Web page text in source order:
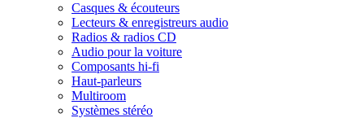
Casques & écouteurs
Lecteurs & enregistreurs audio
Radios & radios CD
Audio pour la voiture
Composants hi-fi
Haut-parleurs
Multiroom
Systèmes stéréo